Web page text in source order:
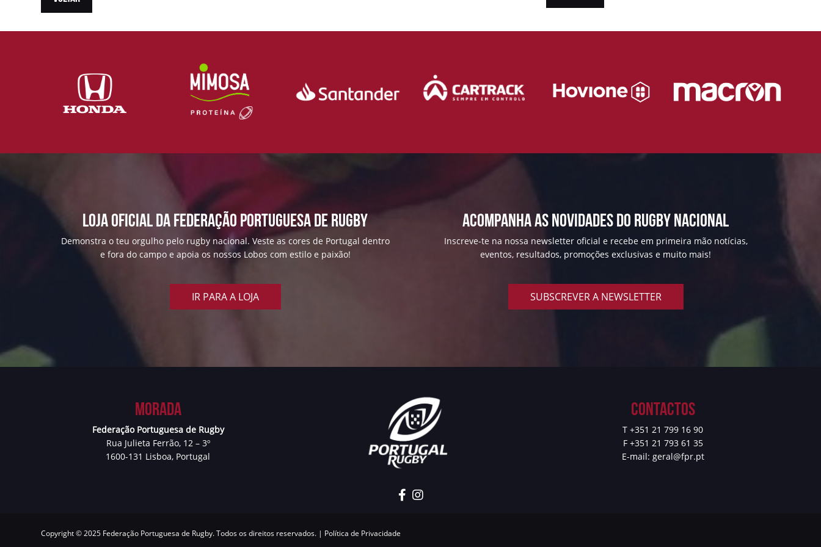
Loja Oficial da Federação Portuguesa de Rugby
Demonstra o teu orgulho pelo rugby nacional. Veste as cores de Portugal dentro
e fora do campo e apoia os nossos Lobos com estilo e paixão!
IR PARA A LOJA
ACOMPANHA AS NOVIDADES DO RUGBY NACIONAL
Inscreve-te na nossa newsletter oficial e recebe em primeira mão notícias,
eventos, resultados, promoções exclusivas e muito mais!
SUBSCREVER A NEWSLETTER
Morada
Federação Portuguesa de Rugby
Rua Julieta Ferrão, 12 – 3º
1600-131 Lisboa, Portugal
Contactos
T +351 21 799 16 90
F +351 21 793 61 35
E-mail: geral@fpr.pt
Copyright © 2025 Federação Portuguesa de Rugby. Todos os direitos reservados. | Política de Privacidade